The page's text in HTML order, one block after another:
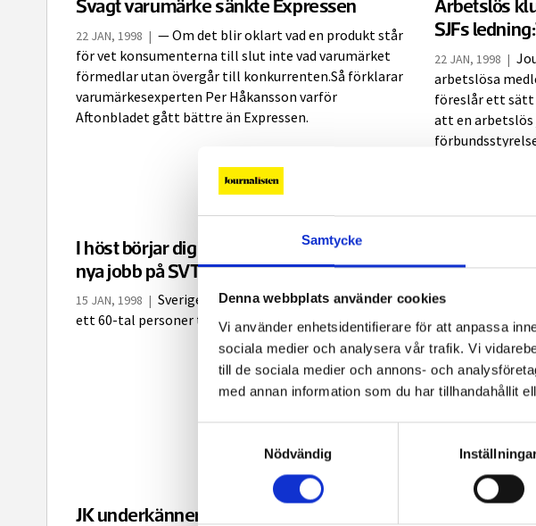
Samtycke
Denna webbplats använder cookies
Vi använder enhetsidentifierare för att anpassa
sociala medier och analysera vår trafik. Vi
till de sociala medier och annons- och
med annan information som du har tillhandahållit
Nödvändig
Svagt varumärke sänkte Expressen
22 JAN, 1998 | — Om det blir oklart vad en produkt står
för vet konsumenterna till slut inte vad varumärket
förmedlar utan övergår till konkurrenten.Så förklarar
varumärkesexperten Per Håkansson varför
Aftonbladet gått bättre än Expressen.
Arbetslös
SJFs
22 JAN, 1998 |
arbetslösa
föreslår ett sätt
att en arbetslös
I höst börjar digitala nyhetskanalen 60
nya jobb på SVT
15 JAN, 1998 | Sveriges Television planerar att anställa
ett 60-tal personer till sin digitala nyhetskanal.
TV4, SVT,
gemensam
censur
15 JAN, 1998 |
beslut i
JK underkänner a-kassans handläggning